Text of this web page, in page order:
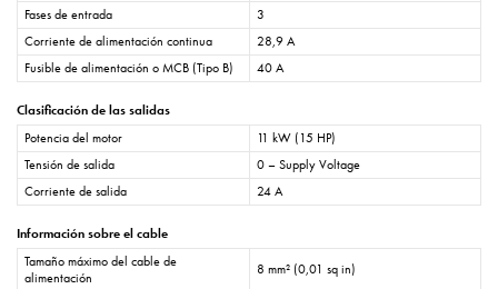
Fases de entrada
3
Corriente de alimentación continua
28,9 A
Fusible de alimentación o MCB (Tipo B)
40 A
Clasificación de las salidas
Potencia del motor
11 kW (15 HP)
Tensión de salida
0 – Supply Voltage
Corriente de salida
24 A
Información sobre el cable
Tamaño máximo del cable de
alimentación
8 mm² (0,01 sq in)